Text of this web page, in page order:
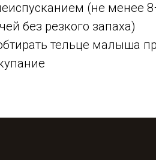
(не менее
без резкого запаха)
тельце малыша